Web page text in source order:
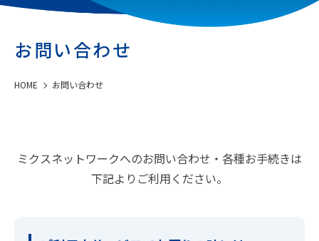
お問い合わせ
HOME お問い合わせ
ミクスネットワークへのお問い合わせ・各種お手続きは
下記よりご利用ください。